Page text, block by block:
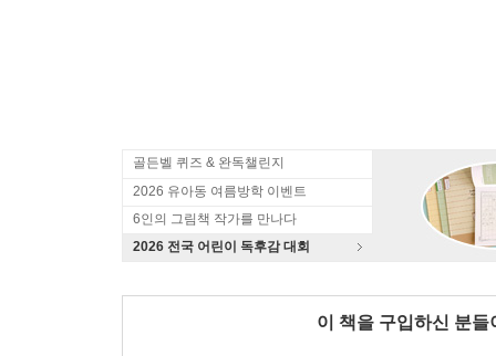
골든벨 퀴즈 & 완독챌린지
2026 유아동 여름방학 이벤트
6인의 그림책 작가를 만나다
2026 전국 어린이 독후감 대회
이 책을 구입하신 분